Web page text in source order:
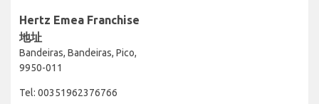
Hertz Emea Franchise
地址
Bandeiras, Bandeiras, Pico,
9950-011
Tel: 00351962376766